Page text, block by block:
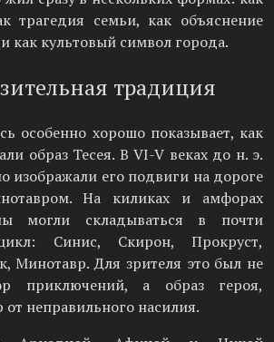
трагедия семьи, как объяснение
как культовый символ города.
традиция
особенно хорошо показывает, как
образ Тесея. В VI-V веках до н. э.
изображали его подвиги на дороге
На киликах и амфорах
могли складываться в почти
Синис, Скирон, Прокруст,
Минотавр. Для зрителя это был не
приключений, а образ героя,
неправильного насилия.